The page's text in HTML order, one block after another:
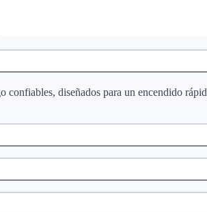
diseñados para un encendido